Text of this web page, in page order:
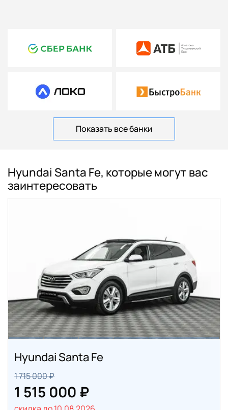
Показать все банки
Hyundai Santa Fe, которые могут вас
заинтересовать
Hyundai Santa Fe
1 715 000 ₽
1 515 000 ₽